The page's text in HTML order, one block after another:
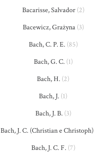
Bacarisse, Salvador(2)
Bacewicz, Grażyna(3)
Bach, C. P. E.(85)
Bach, G. C.(1)
Bach, H. (2)
Bach, J. (1)
Bach, J. B.(3)
Bach, J. C. (Christian e Christoph)
Bach, J. C. F.(7)